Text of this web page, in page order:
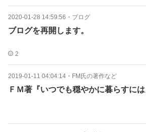
2020-01-28 14:59:56 ・ ブログ
ブログを再開します。
2
2019-01-11 04:04:14 ・ FM氏の著作など
ＦＭ著『いつでも穏やかに暮らすに